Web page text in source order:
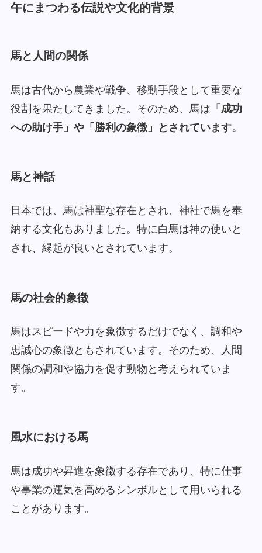
午にまつわる伝説や文化的背景
馬と人間の関係
馬は古代から農業や戦争、移動手段として重要な
役割を果たしてきました。そのため、馬は「 成功
への助け手」や「勝利の象徴」とされています。
馬と神話
日本では、馬は神聖な存在とされ、神社で馬を奉
納する文化もありました。特に白馬は神の使いと
され、縁起が良いとされています。
馬の社会的象徴
馬はスピードや力を象徴するだけでなく、調和や
忠誠心の象徴ともされています。そのため、人間
関係の調和や協力を促す動物と考えられていま
す。
風水における馬
馬は成功や昇進を象徴する存在であり、特に仕事
や事業の運気を高めるシンボルとして用いられる
ことがあります。